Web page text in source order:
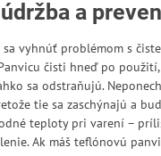
a
sa vyhnúť problémom s
čisti hneď po
sa odstraňujú.
tie sa zaschýnajú a
teploty pri varení –
Ak máš teflónovú